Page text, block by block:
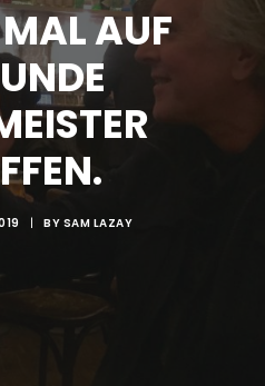
AUF
| BY SAM LAZAY